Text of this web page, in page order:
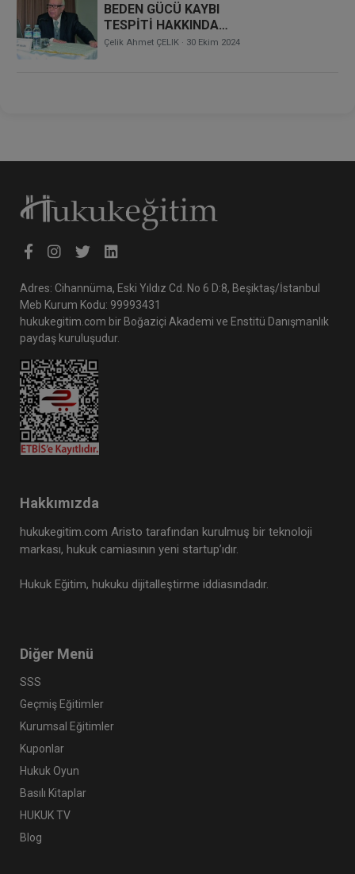
GÖRÜŞLER
BEDEN GÜCÜ KAYBI
TESPİTİ HAKKINDA
YARGITAY KARARLARI
Çelik Ahmet ÇELIK· 30 Ekim 2024
Adres: Cihannüma, Eski Yıldız Cd. No 6 D:8, Beşiktaş/İstanbul
Meb Kurum Kodu: 99993431
hukukegitim.com bir Boğaziçi Akademi ve Enstitü Danışmanlık
paydaş kuruluşudur.
Hakkımızda
hukukegitim.com Aristo tarafından kurulmuş bir teknoloji
markası, hukuk camiasının yeni startup’ıdır.
Hukuk Eğitim, hukuku dijitalleştirme iddiasındadır.
Diğer Menü
SSS
Geçmiş Eğitimler
Kurumsal Eğitimler
Kuponlar
Hukuk Oyun
Basılı Kitaplar
HUKUK TV
Blog